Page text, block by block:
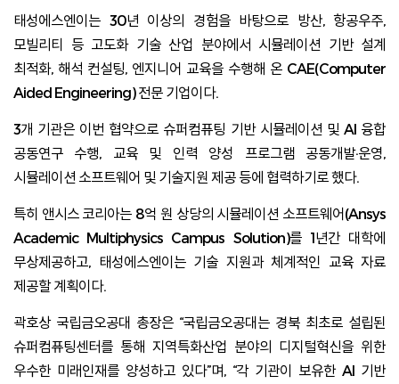
태성에스엔이는 30년 이상의 경험을 바탕으로 방산, 항공우주,
모빌리티 등 고도화 기술 산업 분야에서 시뮬레이션 기반 설계
최적화, 해석 컨설팅, 엔지니어 교육을 수행해 온 CAE(Computer
Aided Engineering) 전문 기업이다.
3개 기관은 이번 협약으로 슈퍼컴퓨팅 기반 시뮬레이션 및 AI 융합
공동연구 수행, 교육 및 인력 양성 프로그램 공동개발·운영,
시뮬레이션 소프트웨어 및 기술지원 제공 등에 협력하기로 했다.
특히 앤시스 코리아는 8억 원 상당의 시뮬레이션 소프트웨어(Ansys
Academic Multiphysics Campus Solution)를 1년간 대학에
무상제공하고, 태성에스엔이는 기술 지원과 체계적인 교육 자료
제공할 계획이다.
곽호상 국립금오공대 총장은 “국립금오공대는 경북 최초로 설립된
슈퍼컴퓨팅센터를 통해 지역특화산업 분야의 디지털혁신을 위한
우수한 미래인재를 양성하고 있다”며, “각 기관이 보유한 AI 기반